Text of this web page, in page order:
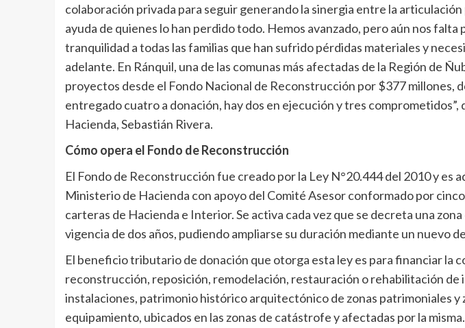
colaboración privada para seguir generando la sinergia entre la articulación
ayuda de quienes lo han perdido todo. Hemos avanzado, pero aún nos falta
tranquilidad a todas las familias que han sufrido pérdidas materiales y
adelante. En Ránquil, una de las comunas más afectadas de la Región de
proyectos desde el Fondo Nacional de Reconstrucción por $377 millones,
entregado cuatro a donación, hay dos en ejecución y tres comprometidos”,
Hacienda, Sebastián Rivera.
Cómo opera el Fondo de Reconstrucción
El Fondo de Reconstrucción fue creado por la Ley N°20.444 del 2010 y es
Ministerio de Hacienda con apoyo del Comité Asesor conformado por
carteras de Hacienda e Interior. Se activa cada vez que se decreta una
vigencia de dos años, pudiendo ampliarse su duración mediante un nuevo
El beneficio tributario de donación que otorga esta ley es para financiar la
reconstrucción, reposición, remodelación, restauración o rehabilitación
instalaciones, patrimonio histórico arquitectónico de zonas patrimoniales y
equipamiento, ubicados en las zonas de catástrofe y afectadas por la misma.